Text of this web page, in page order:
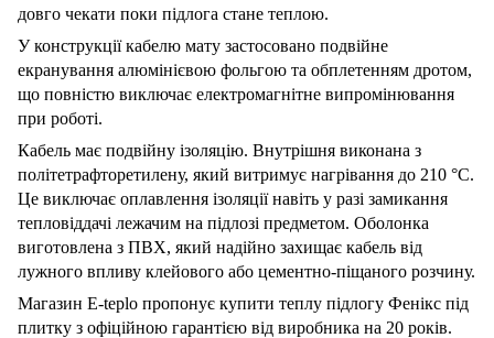
довго чекати поки підлога стане теплою.
У конструкції кабелю мату застосовано подвійне
екранування алюмінієвою фольгою та обплетенням дротом,
що повністю виключає електромагнітне випромінювання
при роботі.
Кабель має подвійну ізоляцію. Внутрішня виконана з
політетрафторетилену, який витримує нагрівання до 210 °C.
Це виключає оплавлення ізоляції навіть у разі замикання
тепловіддачі лежачим на підлозі предметом. Оболонка
виготовлена з ПВХ, який надійно захищає кабель від
лужного впливу клейового або цементно-піщаного розчину.
Магазин E-teplo пропонує купити теплу підлогу Фенікс під
плитку з офіційною гарантією від виробника на 20 років.